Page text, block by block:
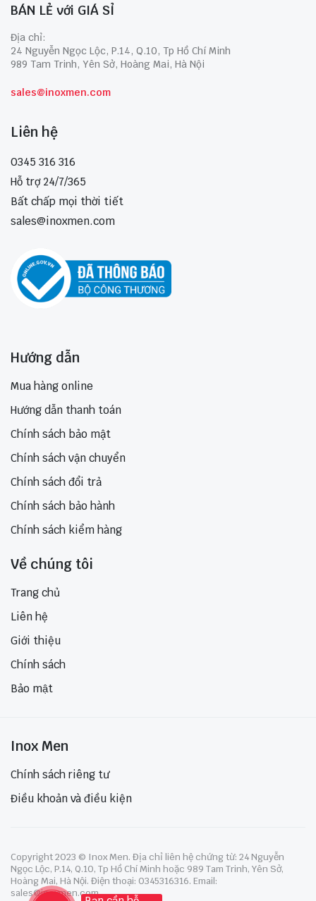
BÁN LẺ với GIÁ SỈ
Địa chỉ:
24 Nguyễn Ngọc Lộc, P.14, Q.10, Tp Hồ Chí Minh
989 Tam Trinh, Yên Sở, Hoàng Mai, Hà Nội
sales@inoxmen.com
Liên hệ
0345 316 316
Hỗ trợ 24/7/365
Bất chấp mọi thời tiết
sales@inoxmen.com
Hướng dẫn
Mua hàng online
Hướng dẫn thanh toán
Chính sách bảo mật
Chính sách vận chuyển
Chính sách đổi trả
Chính sách bảo hành
Chính sách kiểm hàng
Về chúng tôi
Trang chủ
Liên hệ
Giới thiệu
Chính sách
Bảo mật
Inox Men
Chính sách riêng tư
Điều khoản và điều kiện
Copyright 2023 © Inox Men. Địa chỉ liên hệ chứng từ: 24 Nguyễn
Ngọc Lộc, P.14, Q.10, Tp Hồ Chí Minh hoặc 989 Tam Trinh, Yên Sở,
Hoàng Mai, Hà Nội. Điện thoại: 0345316316. Email:
sales@inoxmen.com